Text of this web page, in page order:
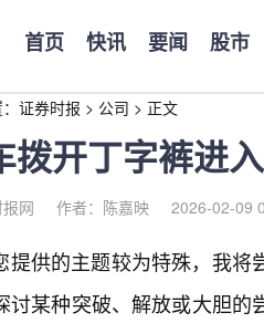
首页 快讯 要闻 股市
证券时报 > 公司 > 正文
拨开丁字裤进入
网 作者：陈嘉映 2026-02-09
提供的主题较为特殊，我
讨某种突破、解放或大胆